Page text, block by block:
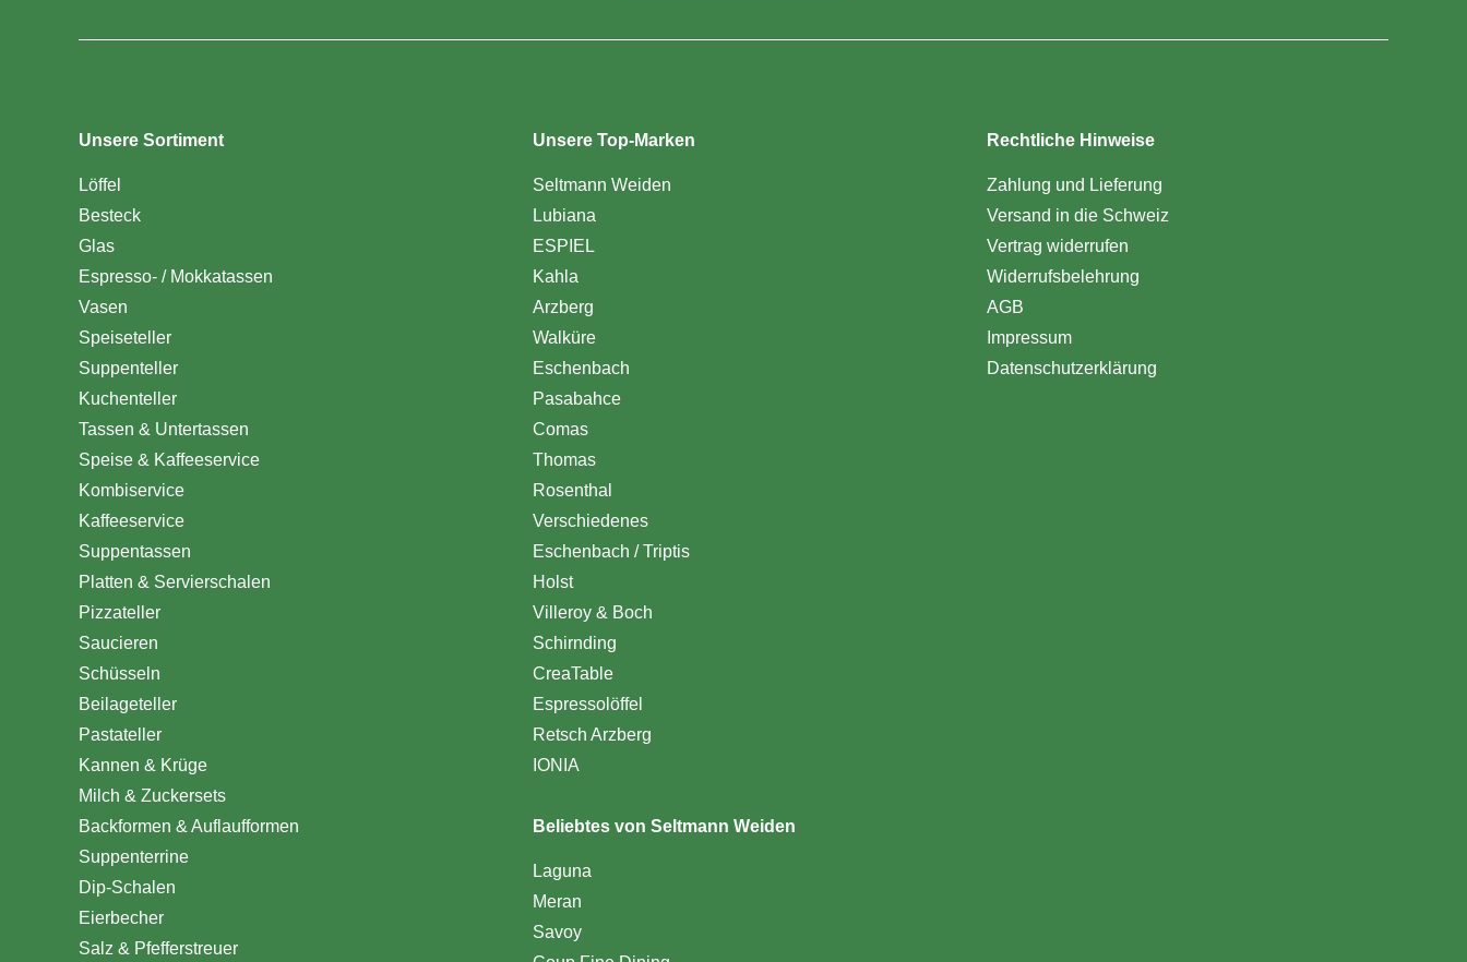
Unsere Sortiment
Löffel
Besteck
Glas
Espresso- / Mokkatassen
Vasen
Speiseteller
Suppenteller
Kuchenteller
Tassen & Untertassen
Speise & Kaffeeservice
Kombiservice
Kaffeeservice
Suppentassen
Platten & Servierschalen
Pizzateller
Saucieren
Schüsseln
Beilageteller
Pastateller
Kannen & Krüge
Milch & Zuckersets
Backformen & Auflaufformen
Suppenterrine
Dip-Schalen
Eierbecher
Salz & Pfefferstreuer
Unsere Top-Marken
Seltmann Weiden
Lubiana
ESPIEL
Kahla
Arzberg
Walküre
Eschenbach
Pasabahce
Comas
Thomas
Rosenthal
Verschiedenes
Eschenbach / Triptis
Holst
Villeroy & Boch
Schirnding
CreaTable
Espressolöffel
Retsch Arzberg
IONIA
Beliebtes von Seltmann Weiden
Laguna
Meran
Savoy
Rechtliche Hinweise
Zahlung und Lieferung
Versand in die Schweiz
Vertrag widerrufen
Widerrufsbelehrung
AGB
Impressum
Datenschutzerklärung